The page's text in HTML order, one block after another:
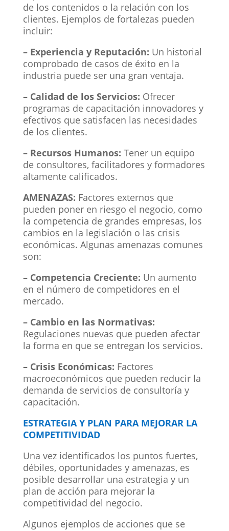
de los contenidos o la relación con los
clientes. Ejemplos de fortalezas pueden
incluir:
– Experiencia y Reputación: Un historial
comprobado de casos de éxito en la
industria puede ser una gran ventaja.
– Calidad de los Servicios: Ofrecer
programas de capacitación innovadores y
efectivos que satisfacen las necesidades
de los clientes.
– Recursos Humanos: Tener un equipo
de consultores, facilitadores y formadores
altamente calificados.
AMENAZAS: Factores externos que
pueden poner en riesgo el negocio, como
la competencia de grandes empresas, los
cambios en la legislación o las crisis
económicas. Algunas amenazas comunes
son:
– Competencia Creciente: Un aumento
en el número de competidores en el
mercado.
– Cambio en las Normativas:
Regulaciones nuevas que pueden afectar
la forma en que se entregan los servicios.
– Crisis Económicas: Factores
macroeconómicos que pueden reducir la
demanda de servicios de consultoría y
capacitación.
ESTRATEGIA Y PLAN PARA MEJORAR LA
COMPETITIVIDAD
Una vez identificados los puntos fuertes,
débiles, oportunidades y amenazas, es
posible desarrollar una estrategia y un
plan de acción para mejorar la
competitividad del negocio.
Algunos ejemplos de acciones que se